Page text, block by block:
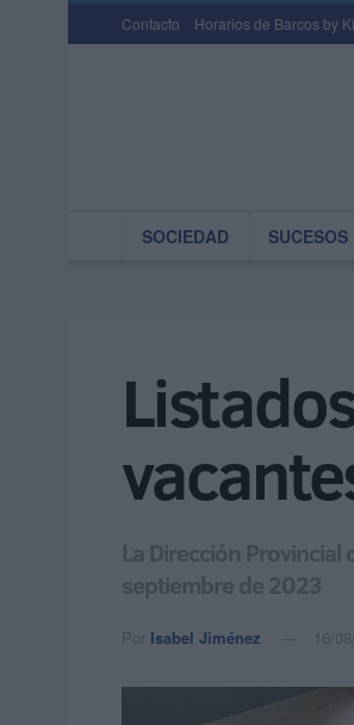
Contacto Horarios de Barcos by
SOCIEDAD SUCESOS
La Dirección
septiembre de 2023
Por Isabel Jiménez 16/